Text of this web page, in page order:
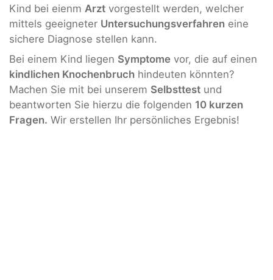
Kind bei eienm Arzt vorgestellt werden, welcher
mittels geeigneter Untersuchungsverfahren eine
sichere Diagnose stellen kann.
Bei einem Kind liegen Symptome vor, die auf einen
kindlichen Knochenbruch hindeuten könnten?
Machen Sie mit bei unserem Selbsttest und
beantworten Sie hierzu die folgenden 10 kurzen
Fragen. Wir erstellen Ihr persönliches Ergebnis!